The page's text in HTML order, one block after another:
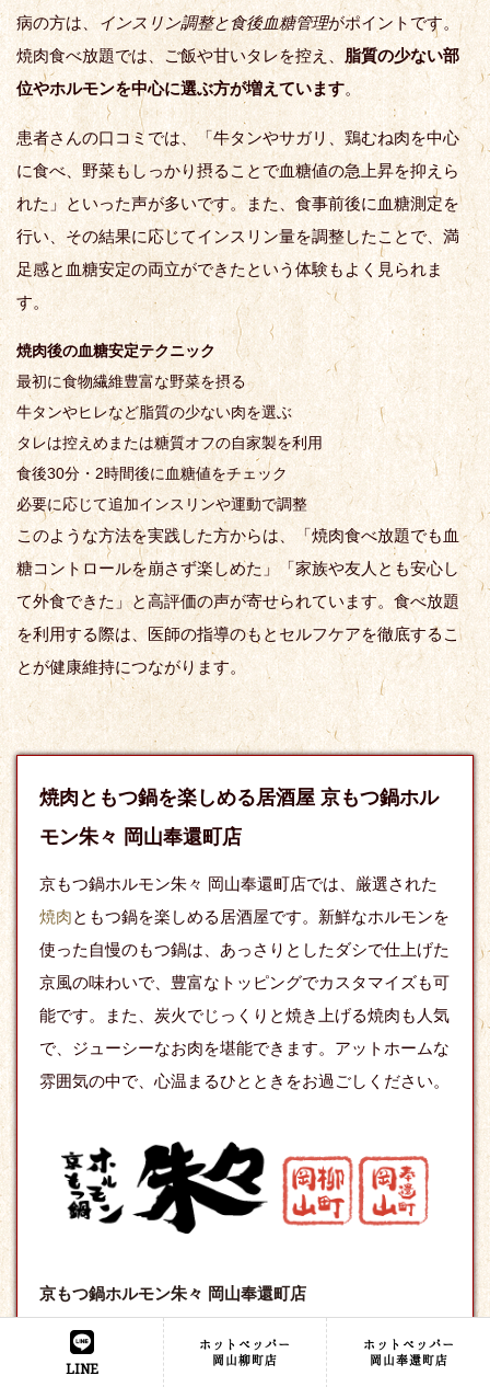
病の方は、インスリン調整と食後血糖管理がポイントです。
焼肉食べ放題では、ご飯や甘いタレを控え、脂質の少ない部
位やホルモンを中心に選ぶ方が増えています。
患者さんの口コミでは、「牛タンやサガリ、鶏むね肉を中心
に食べ、野菜もしっかり摂ることで血糖値の急上昇を抑えら
れた」といった声が多いです。また、食事前後に血糖測定を
行い、その結果に応じてインスリン量を調整したことで、満
足感と血糖安定の両立ができたという体験もよく見られま
す。
焼肉後の血糖安定テクニック
最初に食物繊維豊富な野菜を摂る
牛タンやヒレなど脂質の少ない肉を選ぶ
タレは控えめまたは糖質オフの自家製を利用
食後30分・2時間後に血糖値をチェック
必要に応じて追加インスリンや運動で調整
このような方法を実践した方からは、「焼肉食べ放題でも血
糖コントロールを崩さず楽しめた」「家族や友人とも安心し
て外食できた」と高評価の声が寄せられています。食べ放題
を利用する際は、医師の指導のもとセルフケアを徹底するこ
とが健康維持につながります。
焼肉ともつ鍋を楽しめる居酒屋 京もつ鍋ホル
モン朱々 岡山奉還町店
京もつ鍋ホルモン朱々 岡山奉還町店では、厳選された
焼肉ともつ鍋を楽しめる居酒屋です。新鮮なホルモンを
使った自慢のもつ鍋は、あっさりとしたダシで仕上げた
京風の味わいで、豊富なトッピングでカスタマイズも可
能です。また、炭火でじっくりと焼き上げる焼肉も人気
で、ジューシーなお肉を堪能できます。アットホームな
雰囲気の中で、心温まるひとときをお過ごしください。
京もつ鍋ホルモン朱々 岡山奉還町店
〒700-0026
岡山県岡山市北区奉還町2-3-2
LINE
ホットペッパー
岡山柳町店
ホットペッパー
岡山奉還町店